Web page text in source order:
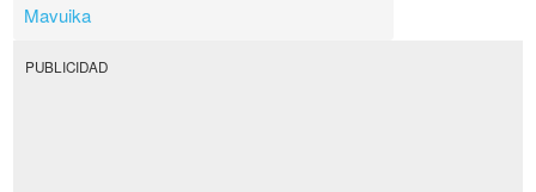
Mavuika
PUBLICIDAD